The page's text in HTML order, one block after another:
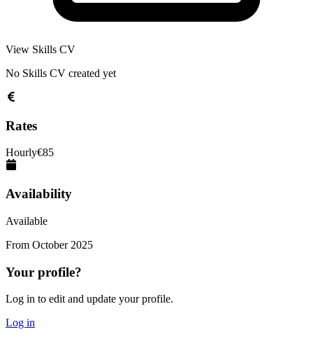
View Skills CV
No Skills CV created yet
Rates
Hourly€85
Availability
Available
From October 2025
Your profile?
Log in to edit and update your profile.
Log in